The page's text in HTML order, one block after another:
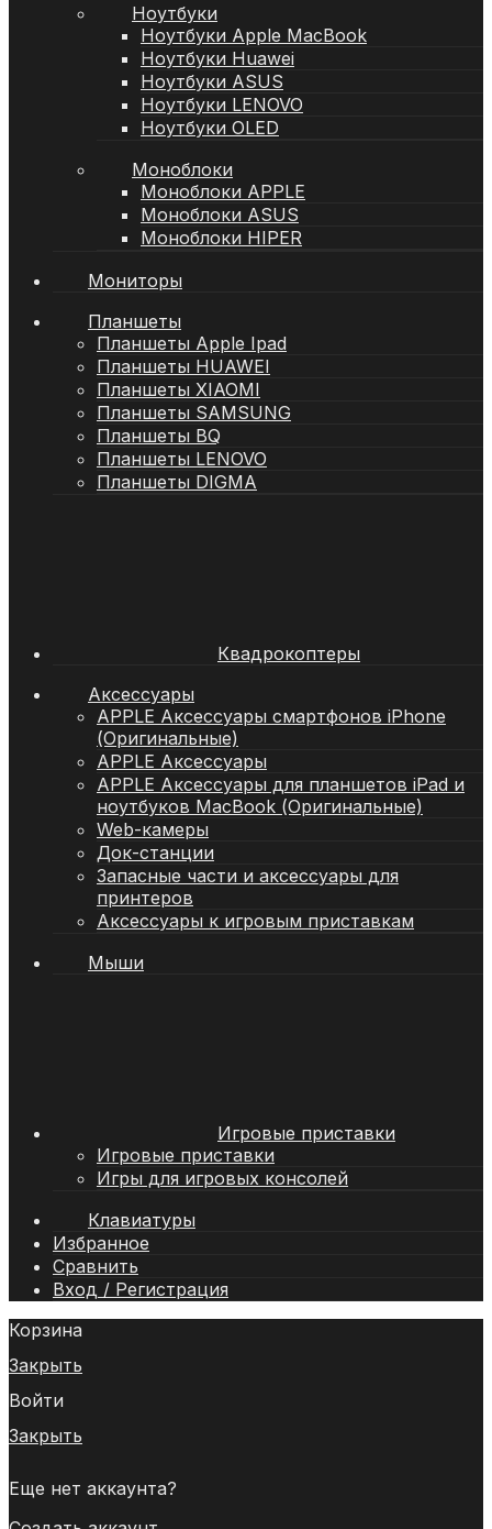
Ноутбуки
Ноутбуки Apple MacBook
Ноутбуки Huawei
Ноутбуки ASUS
Ноутбуки LENOVO
Ноутбуки OLED
Моноблоки
Моноблоки APPLE
Моноблоки ASUS
Моноблоки HIPER
Мониторы
Планшеты
Планшеты Apple Ipad
Планшеты HUAWEI
Планшеты XIAOMI
Планшеты SAMSUNG
Планшеты BQ
Планшеты LENOVO
Планшеты DIGMA
Квадрокоптеры
Аксессуары
APPLE Аксессуары смартфонов iPhone
(Оригинальные)
APPLE Аксессуары
APPLE Аксессуары для планшетов iPad и
ноутбуков MacBook (Оригинальные)
Web-камеры
Док-станции
Запасные части и аксессуары для
принтеров
Аксессуары к игровым приставкам
Мыши
Игровые приставки
Игровые приставки
Игры для игровых консолей
Клавиатуры
Избранное
Сравнить
Вход / Регистрация
Корзина
Закрыть
Войти
Закрыть
Еще нет аккаунта?